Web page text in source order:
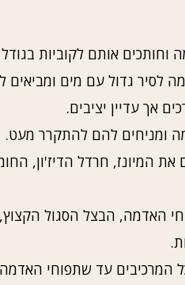
אותם לקוביות בגודל
אך עדיין יציבים.
ומניחים להם להתקרר מעט.
המיונז, חרדל הדיז'ון,
האדמה, הבצל הסגול
המרכיבים עד שתפוחי